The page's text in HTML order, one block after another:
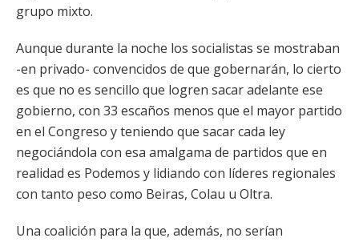
grupo mixto.
Aunque durante la noche los socialistas se mostraban
-en privado- convencidos de que gobernarán, lo cierto
es que no es sencillo que logren sacar adelante ese
gobierno, con 33 escaños menos que el mayor partido
en el Congreso y teniendo que sacar cada ley
negociándola con esa amalgama de partidos que en
realidad es Podemos y lidiando con líderes regionales
con tanto peso como Beiras, Colau u Oltra.
Una coalición para la que, además, no serían